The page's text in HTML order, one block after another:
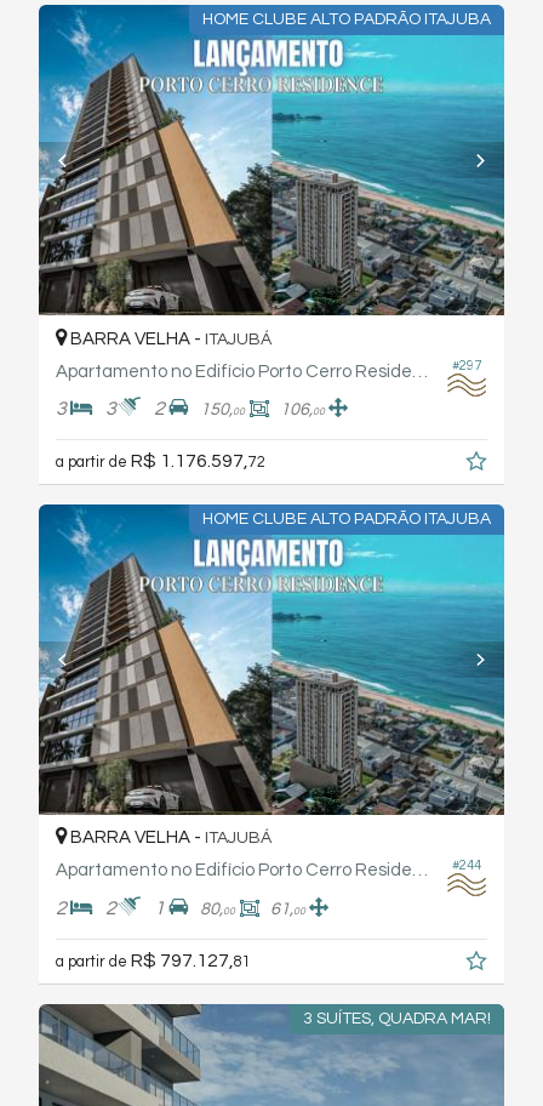
HOME CLUBE ALTO PADRÃO ITAJUBA
#297
BARRA VELHA - ITAJUBÁ
3 3 2 150,00 106,00
a partir de R$ 1.176.597, 72
HOME CLUBE ALTO PADRÃO ITAJUBA
#244
BARRA VELHA - ITAJUBÁ
Apartamento no Edifício Porto Cerro Residence - Xpcon
2 2 1 80,00 61,00
a partir de R$ 797.127, 81
3 SUÍTES, QUADRA MAR!